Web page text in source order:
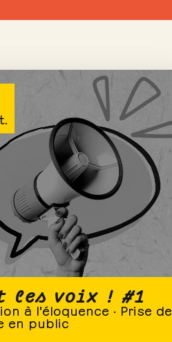
les voix ! #1
à l'éloquence · Prise de
en public